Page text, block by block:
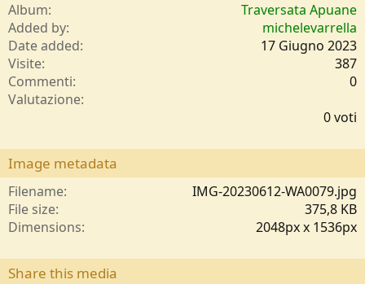
Album
Traversata Apuane
Added by
michelevarrella
Date added
17 Giugno 2023
Visite
387
Commenti
0
Valutazione
0
t
l
l
e
/
0 voti
Image metadata
Filename
IMG-20230612-WA0079.jpg
File size
375,8 KB
Dimensions
2048px x 1536px
Share this media